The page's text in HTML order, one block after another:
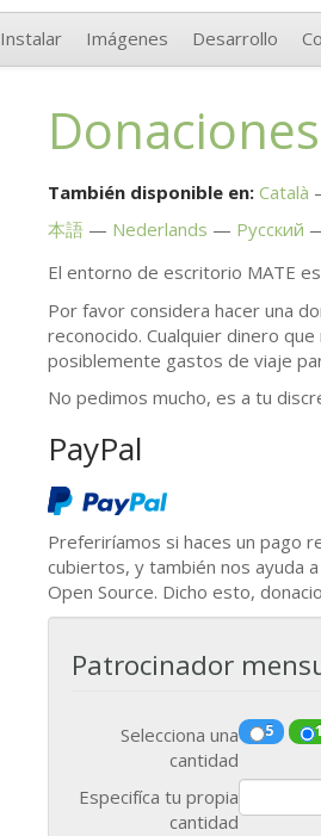
Instalar Imágenes Desarrollo
Donaciones
También disponible en: Català
本語
Nederlands Русский
El entorno de escritorio MATE
Por favor considera hacer una
reconocido. Cualquier dinero
posiblemente gastos de viaje
No pedimos mucho, es a tu
PayPal
Preferiríamos si haces un pago
cubiertos, y también nos ayuda
Open Source. Dicho esto,
Patrocinador
Selecciona una
cantidad
5
Especifíca tu propia
cantidad